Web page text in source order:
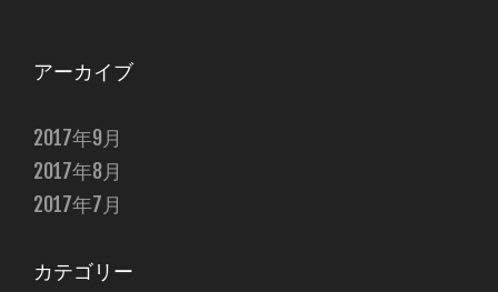
アーカイブ
2017年9月
2017年8月
2017年7月
カテゴリー